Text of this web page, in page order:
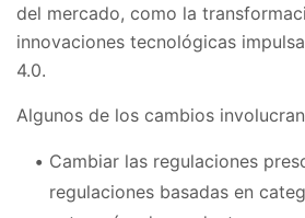
del mercado, como la
innovaciones tecnológicas
4.0.
Algunos de los cambios
Cambiar las regulaciones
regulaciones basadas en